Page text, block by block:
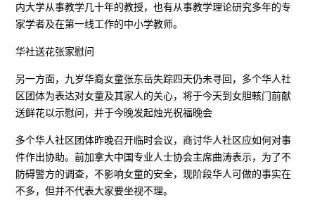
内大学从事教学几十年的教授，也有从事教学理论研究多年的专
家学者及在第一线工作的中小学教师。
华社送花张家慰问
另一方面，九岁华裔女童张东岳失踪四天仍未寻回，多个华人社
区团体为表达对女童及其家人的关心，将于今天到女胆輆门前献
送鲜花以示慰问，并于今晚发起烛光祝福晚会
多个华人社区团体昨晚召开临时会议，商讨华人社区应如何对事
件作出协助。前加拿大中国专业人士协会主席曲涛表示，为了不
防碍警方的调查，不影响女童的安全，现阶段华人可做的事实在
不多，但并不代表大家要坐视不理。